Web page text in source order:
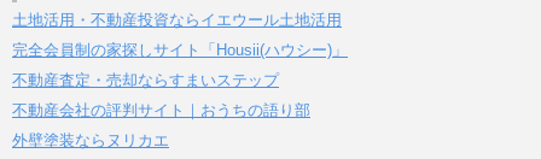
土地活用・不動産投資ならイエウール土地活用
完全会員制の家探しサイト「Housii(ハウシー)」
不動産査定・売却ならすまいステップ
不動産会社の評判サイト｜おうちの語り部
外壁塗装ならヌリカエ